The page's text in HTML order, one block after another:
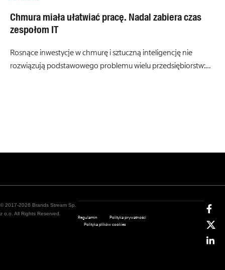
Chmura miała ułatwiać pracę. Nadal zabiera czas
zespołom IT
Rosnące inwestycje w chmurę i sztuczną inteligencję nie
rozwiązują podstawowego problemu wielu przedsiębiorstw:…
© 2017-2026 Brands Stream Sp.
z o.o. All Rights Reserved.
Regulamin
Polityka prywatności
Polityka plików cookies